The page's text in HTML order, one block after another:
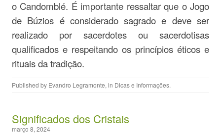
o Candomblé. É importante ressaltar que o Jogo
de Búzios é considerado sagrado e deve ser
realizado por sacerdotes ou sacerdotisas
qualificados e respeitando os princípios éticos e
rituais da tradição.
Published by Evandro Legramonte, in Dicas e Informações.
Significados dos Cristais
março 8, 2024